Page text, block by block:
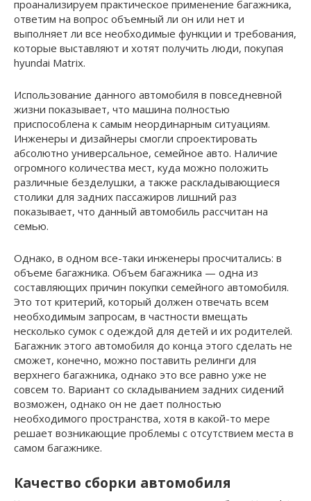
проанализируем практическое применение багажника,
ответим на вопрос объемный ли он или нет и
выполняет ли все необходимые функции и требования,
которые выставляют и хотят получить люди, покупая
hyundai Matrix.
Использование данного автомобиля в повседневной
жизни показывает, что машина полностью
приспособлена к самым неординарным ситуациям.
Инженеры и дизайнеры смогли спроектировать
абсолютно универсальное, семейное авто. Наличие
огромного количества мест, куда можно положить
различные безделушки, а также раскладывающиеся
столики для задних пассажиров лишний раз
показывает, что данный автомобиль рассчитан на
семью.
Однако, в одном все-таки инженеры просчитались: в
объеме багажника. Объем багажника — одна из
составляющих причин покупки семейного автомобиля.
Это тот критерий, который должен отвечать всем
необходимым запросам, в частности вмещать
несколько сумок с одеждой для детей и их родителей.
Багажник этого автомобиля до конца этого сделать не
сможет, конечно, можно поставить релинги для
верхнего багажника, однако это все равно уже не
совсем то. Вариант со складыванием задних сидений
возможен, однако он не дает полностью
необходимого пространства, хотя в какой-то мере
решает возникающие проблемы с отсутствием места в
самом багажнике.
Качество сборки автомобиля